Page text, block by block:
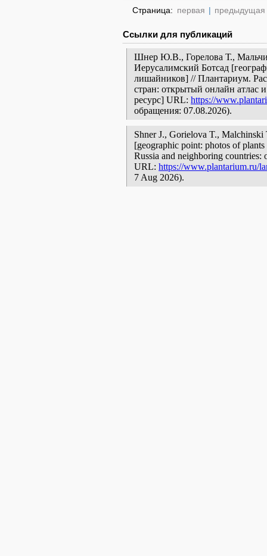
Страница: первая | предыдущая
Ссылки для публикаций
Шнер Ю.В., Горелова Т.,
Иерусалимский Ботсад
лишайников] // Плантариум.
стран: открытый онлайн атлас
ресурс] URL: https://
обращения: 07.08.2026).
Shner J., Gorielova T.,
[geographic point: photos of
Russia and neighboring
URL: https://www.plantarium.ru/
7 Aug 2026).